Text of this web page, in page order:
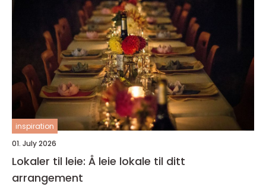
inspiration
01. July 2026
Lokaler til leie: Å leie lokale til ditt
arrangement